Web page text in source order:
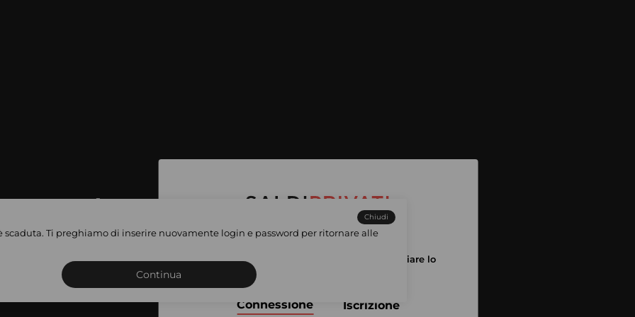
Chiudi
scaduta. Ti preghiamo di inserire nuovamente login e password per ritornare alle
Continua
accedere
vendite
Iscriviti o connettiti al tuo account per iniziare lo
Connessione Iscrizione